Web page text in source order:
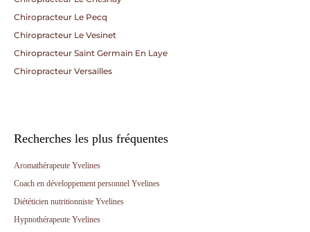
Chiropracteur Le Pecq
Chiropracteur Le Vesinet
Chiropracteur Saint Germain En Laye
Chiropracteur Versailles
Recherches les plus fréquentes
Aromathérapeute Yvelines
Coach en développement personnel Yvelines
Diététicien nutritionniste Yvelines
Hypnothérapeute Yvelines